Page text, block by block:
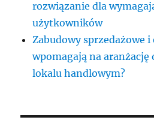
rozwiązanie dla
użytkowników
Zabudowy sprzedażowe
wpomagają na aranżację
lokalu handlowym?